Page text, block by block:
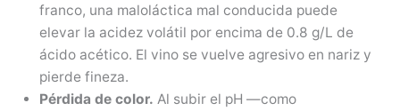
franco, una maloláctica mal conducida puede
elevar la acidez volátil por encima de 0.8 g/L de
ácido acético. El vino se vuelve agresivo en nariz y
pierde fineza.
Pérdida de color. Al subir el pH —como